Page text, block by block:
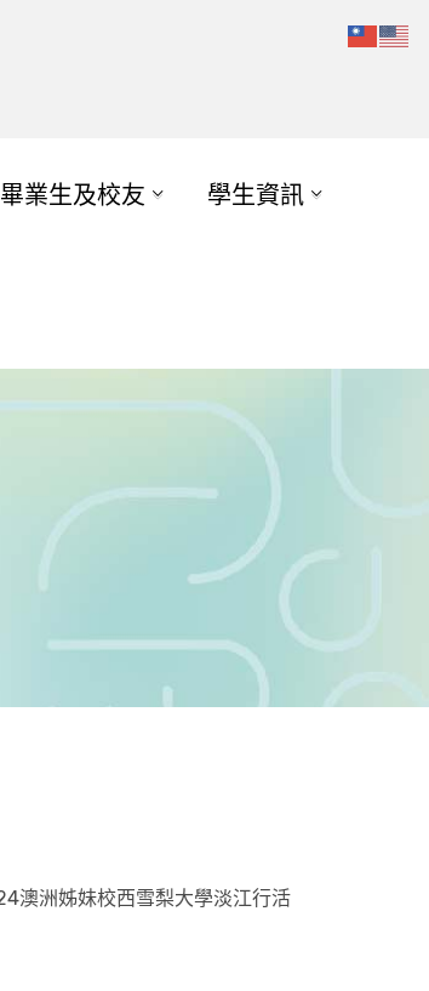
畢業生及校友 學生資訊
澳洲姊妹校西雪梨大學淡江行活